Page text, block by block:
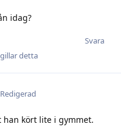
idag?
Svara
gillar detta
Redigerad
han kört lite i gymmet.